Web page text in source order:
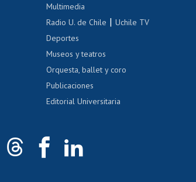
Gestión de correo uchile
Acoso laboral, sexual y violencia
Multimedia
Radio U. de Chile |Uchile TV
Deportes
Museos y teatros
Orquesta, ballet y coro
Publicaciones
Editorial Universitaria